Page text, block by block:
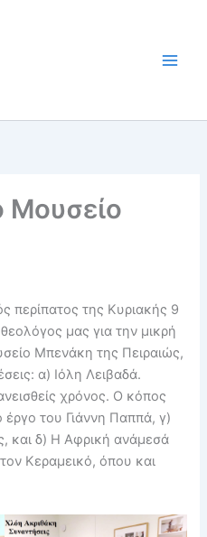
Μουσείο
περίπατος της Κυριακής 9
μας για την μικρή
Μπενάκη της Πειραιώς,
α) Ιόλη Λειβαδά.
χρόνος. Ο κόπος
του Γιάννη Παππά, γ)
και δ) Η Αφρική ανάμεσά
Κεραμεικό, όπου και